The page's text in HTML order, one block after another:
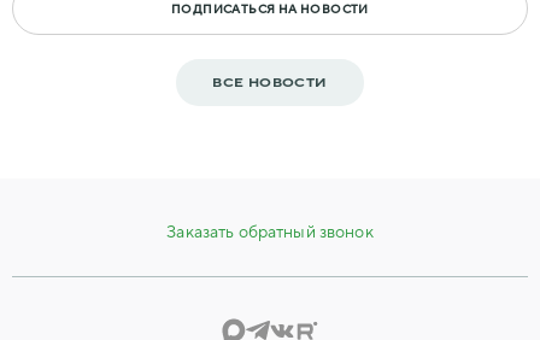
ПОДПИСАТЬСЯ НА НОВОСТИ
ВСЕ НОВОСТИ
Заказать обратный звонок